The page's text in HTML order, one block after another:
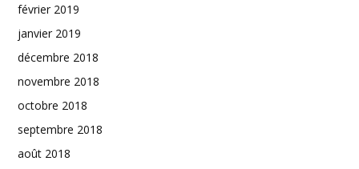
février 2019
janvier 2019
décembre 2018
novembre 2018
octobre 2018
septembre 2018
août 2018